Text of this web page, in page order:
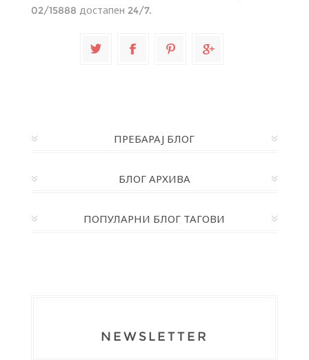
02/15888 достапен 24/7.
ПРЕБАРАЈ БЛОГ
БЛОГ АРХИВА
ПОПУЛАРНИ БЛОГ ТАГОВИ
NEWSLETTER